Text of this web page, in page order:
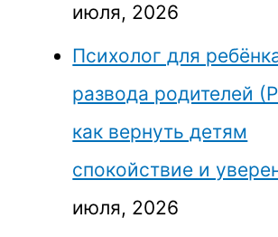
июля, 2026
Психолог для
развода родителей
как вернуть детям
спокойствие и
июля, 2026